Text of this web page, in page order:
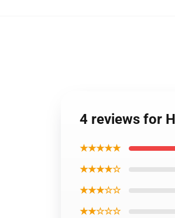
4 reviews for
★★★★★
★★★★☆
★★★☆☆
★★☆☆☆